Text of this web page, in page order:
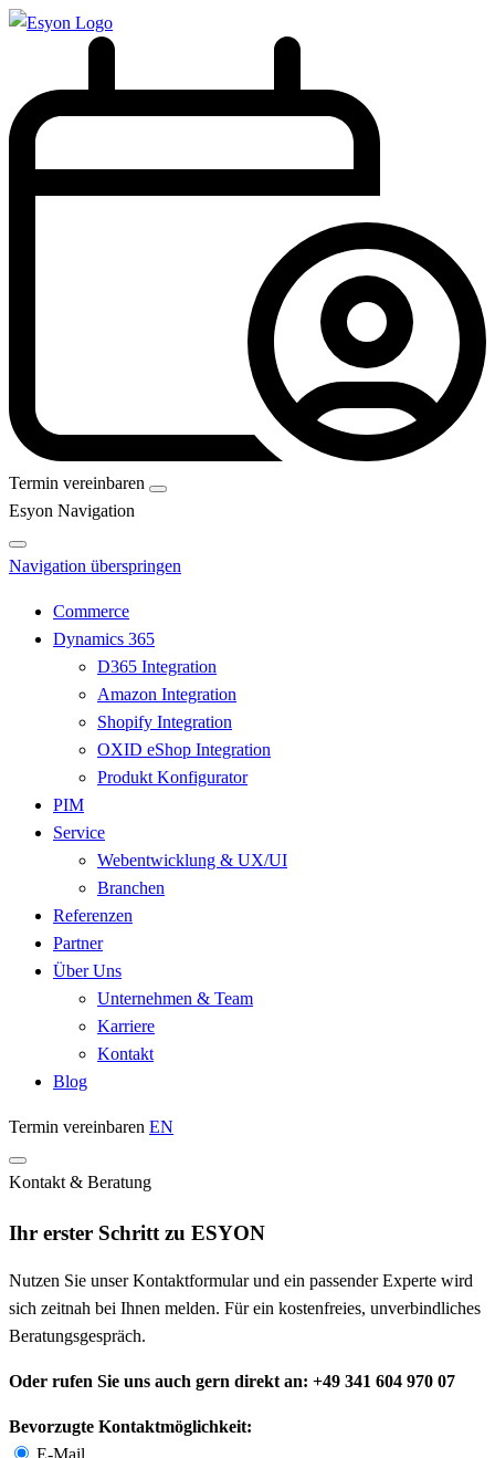
Termin vereinbaren
Esyon Navigation
Navigation überspringen
Commerce
Dynamics 365
D365 Integration
Amazon Integration
Shopify Integration
OXID eShop Integration
Produkt Konfigurator
PIM
Service
Webentwicklung & UX/UI
Branchen
Referenzen
Partner
Über Uns
Unternehmen & Team
Karriere
Kontakt
Blog
Termin vereinbaren EN
Kontakt & Beratung
Ihr erster Schritt zu ESYON
Nutzen Sie unser Kontaktformular und ein passender Experte wird
sich zeitnah bei Ihnen melden. Für ein kostenfreies, unverbindliches
Beratungsgespräch.
Oder rufen Sie uns auch gern direkt an: +49 341 604 970 07
Bevorzugte Kontaktmöglichkeit:
E-Mail